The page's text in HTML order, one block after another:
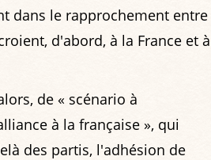
dans le rapprochement entre
d'abord, à la France et à
de « scénario à
à la française », qui
des partis, l'adhésion de